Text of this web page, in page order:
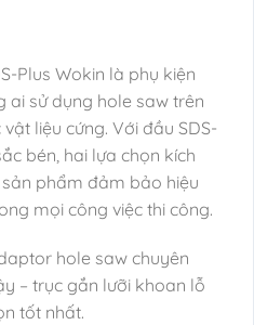
Plus Wokin là phụ kiện
ai sử dụng hole saw trên
liệu cứng. Với đầu SDS-
bén, hai lựa chọn kích
phẩm đảm bảo hiệu
mọi công việc thi công.
hole saw chuyên
– trục gắn lưỡi khoan lỗ
tốt nhất.